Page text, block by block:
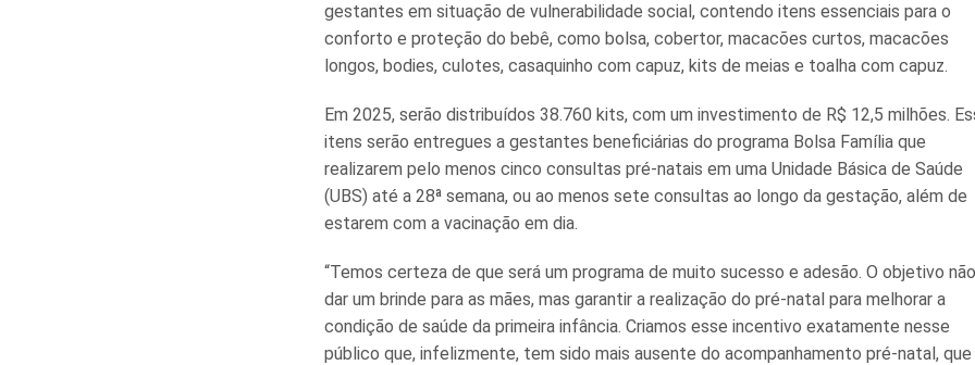
gestantes em situação de vulnerabilidade social, contendo itens essenciais para o
conforto e proteção do bebê, como bolsa, cobertor, macacões curtos, macacões
longos, bodies, culotes, casaquinho com capuz, kits de meias e toalha com capuz.
Em 2025, serão distribuídos 38.760 kits, com um investimento de R$ 12,5 milhões.
itens serão entregues a gestantes beneficiárias do programa Bolsa Família que
realizarem pelo menos cinco consultas pré-natais em uma Unidade Básica de Saúde
(UBS) até a 28ª semana, ou ao menos sete consultas ao longo da gestação, além de
estarem com a vacinação em dia.
“Temos certeza de que será um programa de muito sucesso e adesão. O objetivo
dar um brinde para as mães, mas garantir a realização do pré-natal para melhorar a
condição de saúde da primeira infância. Criamos esse incentivo exatamente nesse
público que, infelizmente, tem sido mais ausente do acompanhamento pré-natal, que